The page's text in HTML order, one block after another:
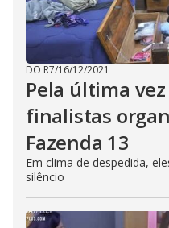
DO R7/16/12/2021
Pela última
finalistas
Fazenda 13
Em clima de despedida,
silêncio